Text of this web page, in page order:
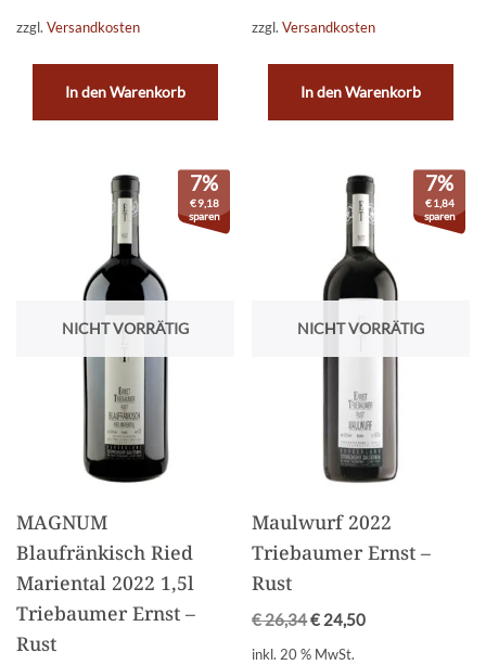
zzgl. Versandkosten
In den Warenkorb
zzgl.Versandkosten
In den Warenkorb
NICHT VORRÄTIG
7%
€9,18
sparen
MAGNUM
Blaufränkisch Ried
Mariental 2022 1,5l
Triebaumer Ernst –
Rust
NICHT VORRÄTIG
7%
€1,84
sparen
Maulwurf 2022
Triebaumer Ernst –
Rust
€26,34€ 24,50
inkl. 20 % MwSt.